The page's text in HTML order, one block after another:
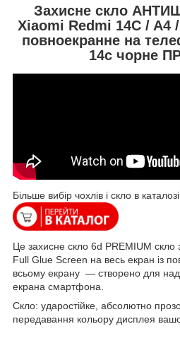
Захисне скло
Xiaomi Redmi 14C /
повноекранне на
14с чорне
Більше вибір чохлів і скло в
Це захисне скло 6d PREMIUM
Full Glue Screen на весь екран із
всьому екрану — створено для
екрана смартфона.
Скло: ударостійке, абсолютно
передавання кольору дисплея